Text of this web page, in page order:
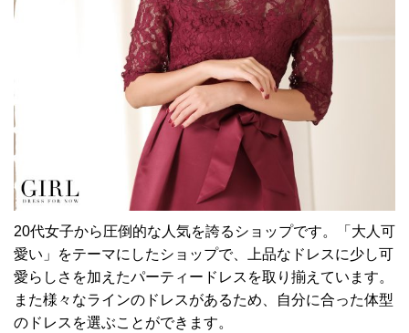
20代女子から圧倒的な人気を誇るショップです。「大人可
愛い」をテーマにしたショップで、上品なドレスに少し可
愛らしさを加えたパーティードレスを取り揃えています。
また様々なラインのドレスがあるため、自分に合った体型
のドレスを選ぶことができます。